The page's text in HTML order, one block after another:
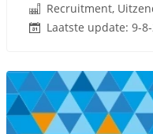
Recruitment,
Laatste update: 9-